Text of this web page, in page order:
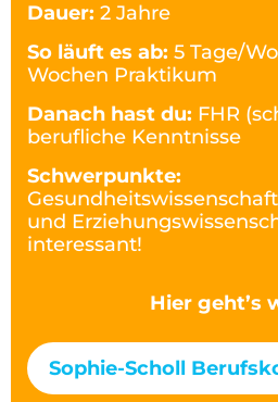
Dauer: 2 Jahre
So läuft es ab: 5 Tage/
Wochen Praktikum
Danach hast du: FHR
berufliche Kenntnisse
Schwerpunkte:
und
interessant!
Hier geht’s
Sophie-Scholl